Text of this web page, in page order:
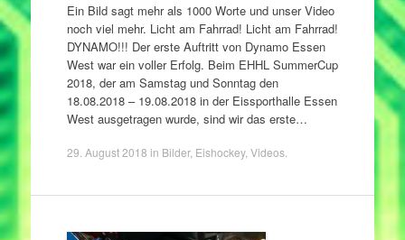
Ein Bild sagt mehr als 1000 Worte und unser Video
noch viel mehr. Licht am Fahrrad! Licht am Fahrrad!
DYNAMO!!! Der erste Auftritt von Dynamo Essen
West war ein voller Erfolg. Beim EHHL SummerCup
2018, der am Samstag und Sonntag den
18.08.2018 – 19.08.2018 in der Eissporthalle Essen
West ausgetragen wurde, sind wir das erste…
29. August 2018 in Bilder, Eishockey, Videos.